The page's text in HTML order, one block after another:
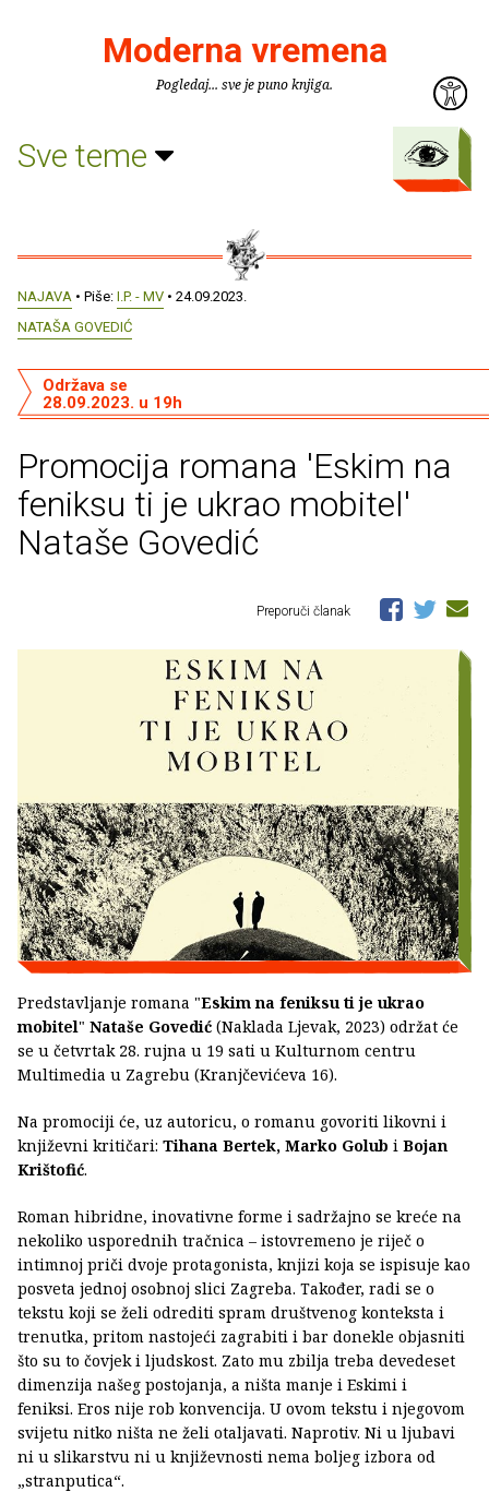
Moderna vremena
Pogledaj... sve je puno knjiga.
Sve teme
NAJAVA • Piše: I.P. - MV • 24.09.2023.
NATAŠA GOVEDIĆ
Promocija romana 'Eskim na
feniksu ti je ukrao mobitel'
Nataše Govedić
Održava se
28.09.2023. u 19h
Preporuči članak
Predstavljanje romana "Eskim na feniksu ti je ukrao
mobitel" Nataše Govedić (Naklada Ljevak, 2023) održat će
se u četvrtak 28. rujna u 19 sati u Kulturnom centru
Multimedia u Zagrebu (Kranjčevićeva 16).
Na promociji će, uz autoricu, o romanu govoriti likovni i
književni kritičari: Tihana Bertek, Marko Golub i Bojan
Krištofić.
Roman hibridne, inovativne forme i sadržajno se kreće na
nekoliko usporednih tračnica – istovremeno je riječ o
intimnoj priči dvoje protagonista, knjizi koja se ispisuje kao
posveta jednoj osobnoj slici Zagreba. Također, radi se o
tekstu koji se želi odrediti spram društvenog konteksta i
trenutka, pritom nastojeći zagrabiti i bar donekle objasniti
što su to čovjek i ljudskost. Zato mu zbilja treba devedeset
dimenzija našeg postojanja, a ništa manje i Eskimi i
feniksi. Eros nije rob konvencija. U ovom tekstu i njegovom
svijetu nitko ništa ne želi otaljavati. Naprotiv. Ni u ljubavi
ni u slikarstvu ni u književnosti nema boljeg izbora od
„stranputica“.